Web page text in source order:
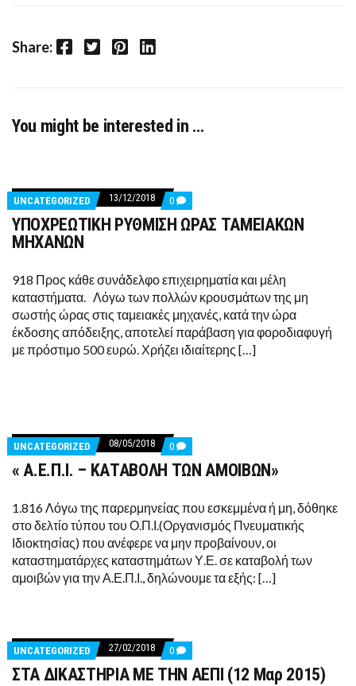
Share: Facebook Twitter Pinterest LinkedIn
You might be interested in …
UNCATEGORIZED 13/12/2018 0 COMMENTS
ON
ΥΠΟΧΡΕΩΤΙΚΗ
ΥΠΟΧΡΕΩΤΙΚΗ ΡΥΘΜΙΣΗ ΩΡΑΣ ΤΑΜΕΙΑΚΩΝ
ΜΗΧΑΝΩΝ
918 Προς κάθε συνάδελφο επιχειρηματία και μέλη
καταστήματα. Λόγω των πολλών κρουσμάτων της μη
σωστής ώρας στις ταμειακές μηχανές, κατά την ώρα
έκδοσης απόδειξης, αποτελεί παράβαση για φοροδιαφυγή
με πρόστιμο 500 ευρώ. Χρήζει ιδιαίτερης […]
UNCATEGORIZED 08/05/2018 0 COMMENTS
ON
«
ΚΑΤΑΒΟΛΗ
ΤΩΝ
ΑΜΟΙΒΩΝ»
« Α.Ε.Π.Ι. – ΚΑΤΑΒΟΛΗ ΤΩΝ ΑΜΟΙΒΩΝ»
1.816 Λόγω της παρερμηνείας που εσκεμμένα ή μη, δόθηκε
στο δελτίο τύπου του Ο.Π.Ι.(Οργανισμός Πνευματικής
Ιδιοκτησίας) που ανέφερε να μην προβαίνουν, οι
καταστηματάρχες καταστημάτων Υ.Ε. σε καταβολή των
αμοιβών για την Α.Ε.Π.Ι., δηλώνουμε τα εξής: […]
UNCATEGORIZED 27/02/2018 0 COMMENTS
ON
ΣΤΑ
ΣΤΑ ΔΙΚΑΣΤΗΡΙΑ ΜΕ ΤΗΝ ΑΕΠΙ (12 Μαρ 2015)